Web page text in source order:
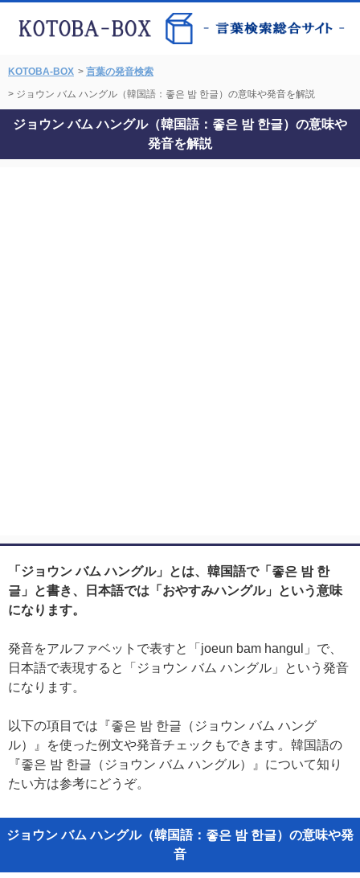
KOTOBA-BOX > 言葉の発音検索
> ジョウン バム ハングル（韓国語：좋은 밤 한글）の意味や発音を解説
ジョウン バム ハングル（韓国語：좋은 밤 한글）の意味や
発音を解説
「ジョウン バム ハングル」とは、韓国語で「좋은 밤 한
글」と書き、日本語では「おやすみハングル」という意味
になります。
発音をアルファベットで表すと「joeun bam hangul」で、
日本語で表現すると「ジョウン バム ハングル」という発音
になります。
以下の項目では『좋은 밤 한글（ジョウン バム ハング
ル）』を使った例文や発音チェックもできます。韓国語の
『좋은 밤 한글（ジョウン バム ハングル）』について知り
たい方は参考にどうぞ。
ジョウン バム ハングル（韓国語：좋은 밤 한글）の意味や発
音